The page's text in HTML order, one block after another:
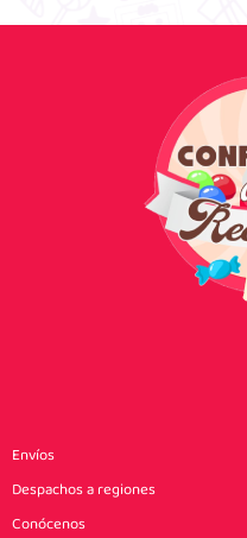
Envíos
Despachos a regiones
Conócenos